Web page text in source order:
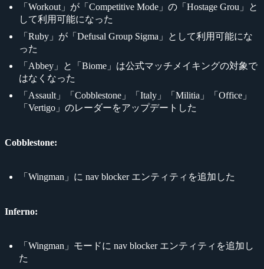
「Workout」が「Competitive Mode」の「Hostage Grou」と
して利用可能になった
「Ruby」が「Defusal Group Sigma」として利用可能にな
った
「Abbey」と「Biome」は公式マッチメイキングの対象で
はなくなった
「Assault」「Cobblestone」「Italy」「Militia」「Office」
「Vertigo」のレーダーをアップデートした
Cobblestone:
「Wingman」に nav blocker エンティティを追加した
Inferno:
「Wingman」モードに nav blocker エンティティを追加し
た